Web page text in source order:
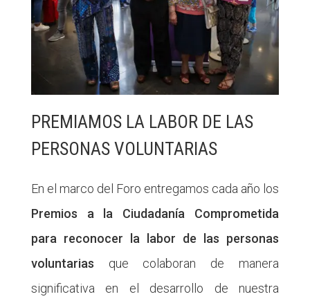
PREMIAMOS LA LABOR DE LAS
PERSONAS VOLUNTARIAS
En el marco del Foro entregamos cada año los
Premios a la Ciudadanía Comprometida
para reconocer la labor de las personas
voluntarias que colaboran de manera
significativa en el desarrollo de nuestra